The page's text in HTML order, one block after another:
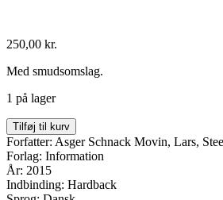
250,00 kr.
Med smudsomslag.
1 på lager
Dan
Turèll
-
hele
historien
antal
Tilføj til kurv
Forfatter: Asger Schnack Movin, Lars,
Forlag: Information
År: 2015
Indbinding: Hardback